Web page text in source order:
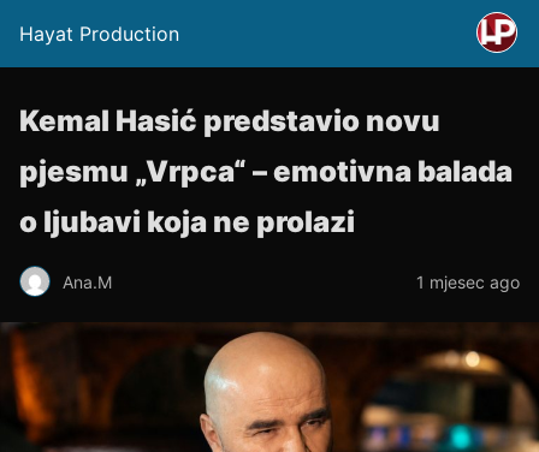
Hayat Production
Kemal Hasić predstavio novu
pjesmu „Vrpca“ – emotivna balada
o ljubavi koja ne prolazi
Ana.M 1 mjesec ago